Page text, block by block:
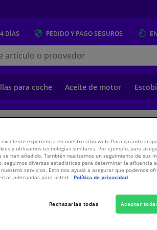
DÍAS PEDIDO Y PAGOSEGUROS
para coche Aceite de motor
9,55€
experiencia en nuestro sitio web. Para garantizar
y utilizamos tecnologías similares. Por ejemplo, para
han añadido. También realizamos un seguimiento de sus
seguimos diversas estadísticas para determinar la afluencia
servicios. Esto nos ayuda a asegurar que podemos
adecuadas para usted.
Política de privacidad
Rechazarlas todas Aceptar